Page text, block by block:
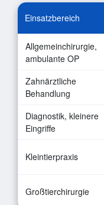
Einsatzbereich
Allgemeinchirurgie,
ambulante OP
Zahnärztliche
Behandlung
Diagnostik, kleinere
Eingriffe
Kleintierpraxis
Großtierchirurgie